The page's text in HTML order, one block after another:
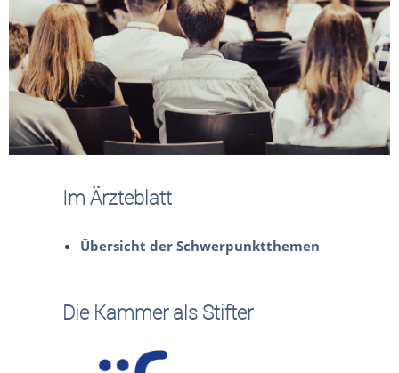
Im Ärzteblatt
Übersicht der Schwerpunktthemen
Die Kammer als Stifter